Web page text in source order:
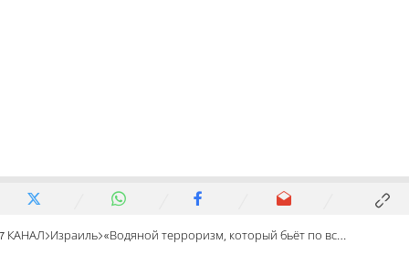
7 КАНАЛ Израиль «Водяной терроризм, который бьёт по всем нам»